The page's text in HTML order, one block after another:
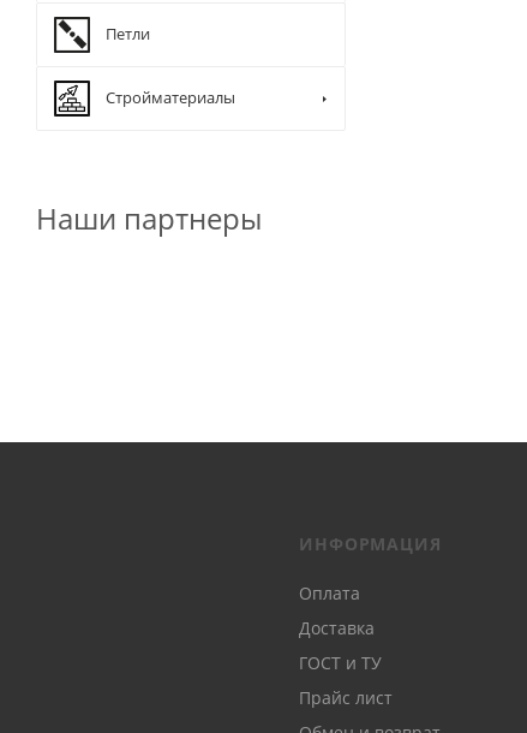
Петли
Стройматериалы
Наши партнеры
ИНФОРМАЦИЯ
Оплата
Доставка
ГОСТ и ТУ
Прайс лист